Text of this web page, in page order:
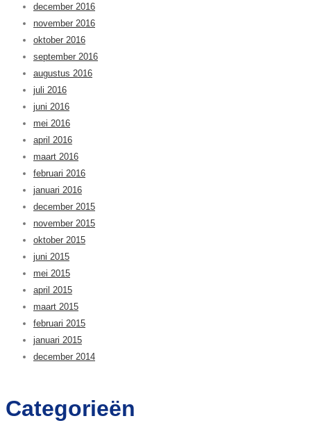
december 2016
november 2016
oktober 2016
september 2016
augustus 2016
juli 2016
juni 2016
mei 2016
april 2016
maart 2016
februari 2016
januari 2016
december 2015
november 2015
oktober 2015
juni 2015
mei 2015
april 2015
maart 2015
februari 2015
januari 2015
december 2014
Categorieën